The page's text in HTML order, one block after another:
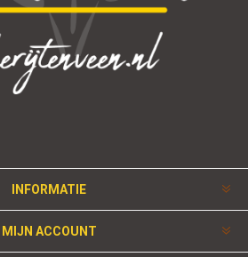
INFORMATIE
MIJN ACCOUNT